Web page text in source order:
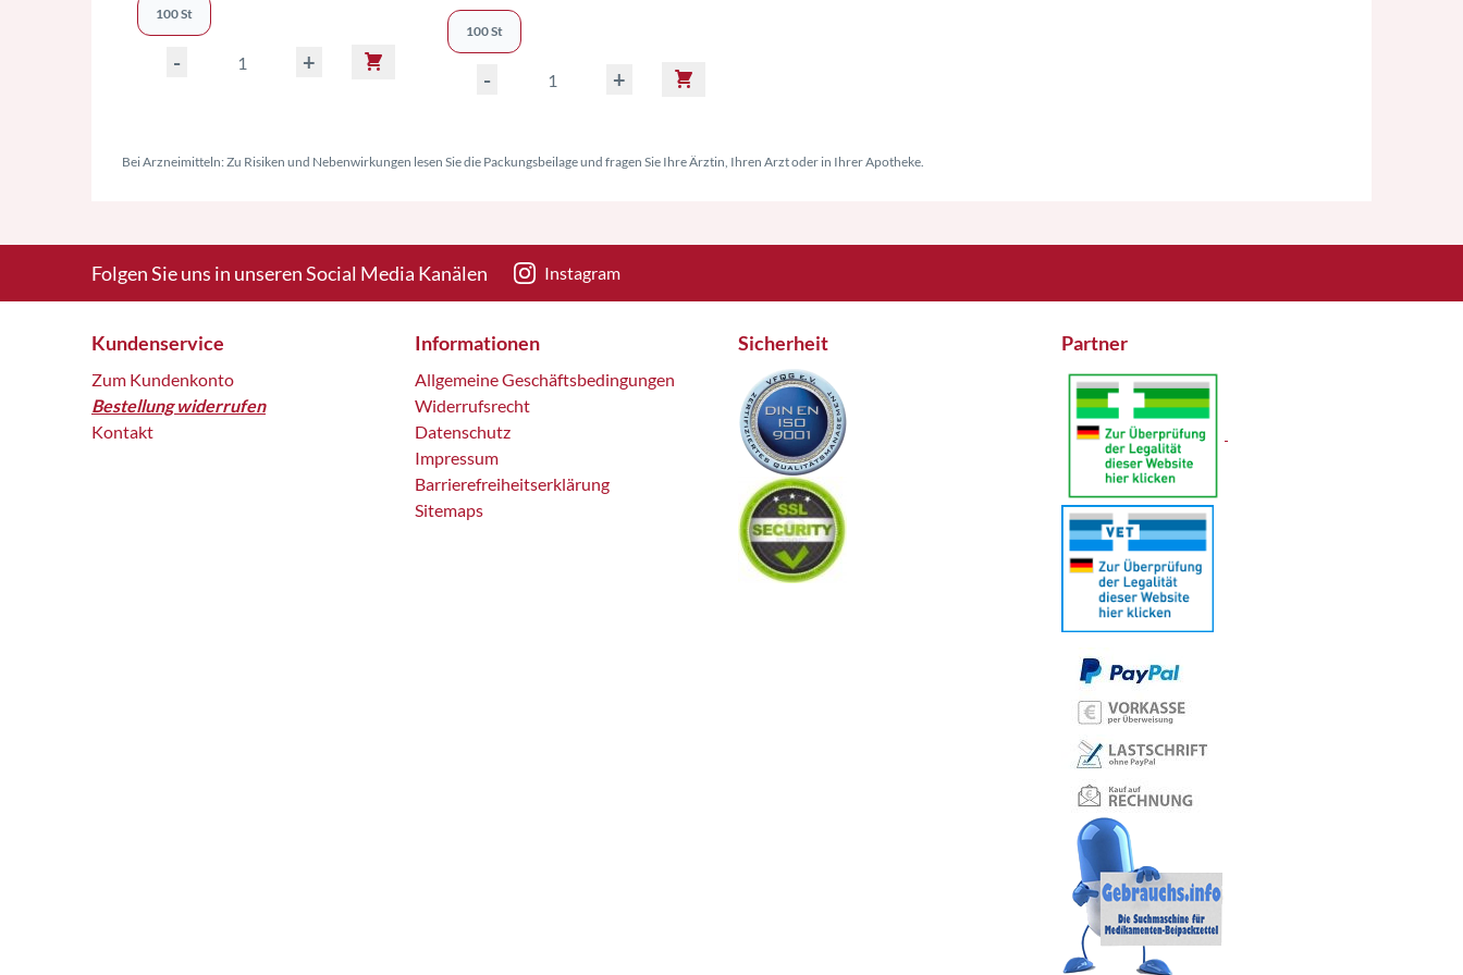
100 St
- +
100 St
- +
Bei Arzneimitteln: Zu Risiken und Nebenwirkungen lesen Sie die Packungsbeilage und fragen Sie Ihre Ärztin, Ihren Arzt oder in Ihrer Apotheke.
Folgen Sie uns in unseren Social Media Kanälen Instagram
Kundenservice
Zum Kundenkonto
Bestellung widerrufen
Kontakt
Informationen
Allgemeine Geschäftsbedingungen
Widerrufsrecht
Datenschutz
Impressum
Barrierefreiheitserklärung
Sitemaps
Sicherheit Partner